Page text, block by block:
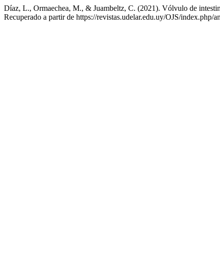
Díaz, L., Ormaechea, M., & Juambeltz, C. (2021). Vólvulo de
Recuperado a partir de https://revistas.udelar.edu.uy/OJS/index.php/